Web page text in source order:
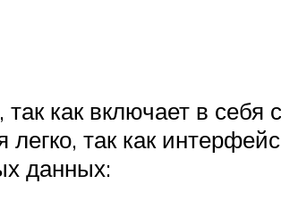
как включает в себя
так как
данных: